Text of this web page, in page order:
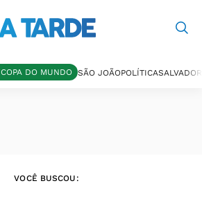
COPA DO MUNDO SÃO JOÃOPOLÍTICASALVADOR
VOCÊ BUSCOU: